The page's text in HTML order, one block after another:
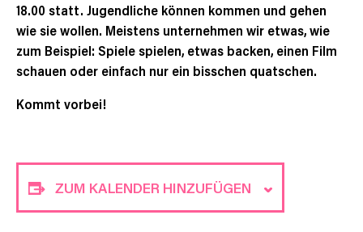
18.00 statt. Jugendliche können kommen und gehen
wie sie wollen. Meistens unternehmen wir etwas, wie
zum Beispiel: Spiele spielen, etwas backen, einen Film
schauen oder einfach nur ein bisschen quatschen.
Kommt vorbei!
ZUM KALENDER HINZUFÜGEN